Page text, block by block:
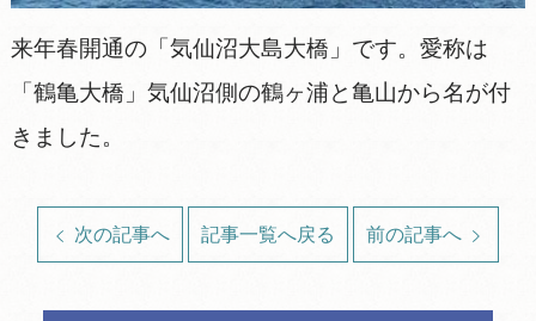
来年春開通の「気仙沼大島大橋」です。愛称は
「鶴亀大橋」気仙沼側の鶴ヶ浦と亀山から名が付
きました。
次の記事へ 記事一覧へ戻る 前の記事へ